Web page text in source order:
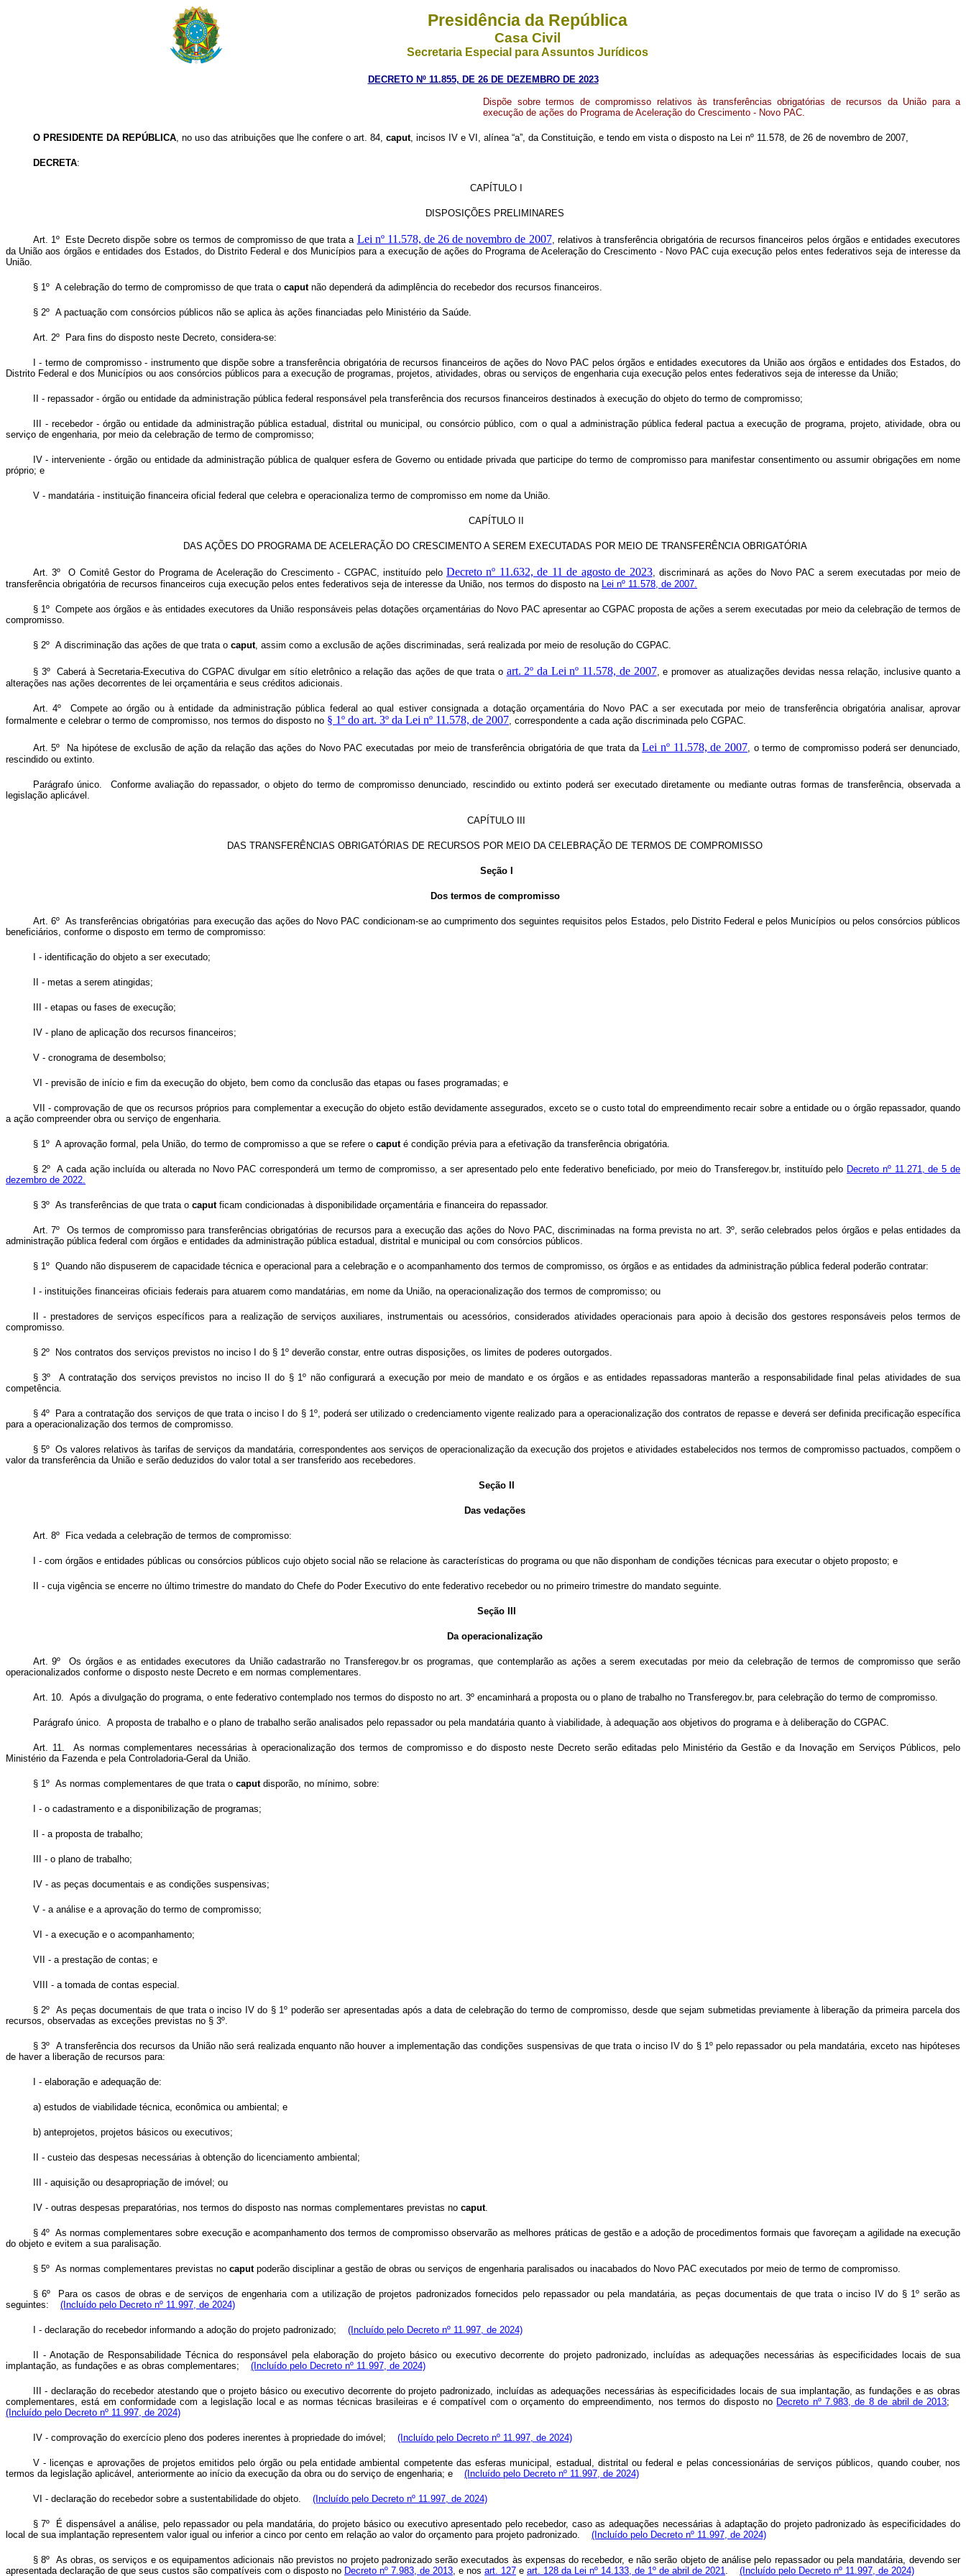
Presidência da República
Casa Civil
Secretaria Especial para Assuntos Jurídicos
DECRETO Nº 11.855, DE 26 DE DEZEMBRO DE 2023
Dispõe sobre termos de compromisso relativos às transferências obrigatórias de recursos da União para a
execução de ações do Programa de Aceleração do Crescimento - Novo PAC.
O PRESIDENTE DA REPÚBLICA, no uso das atribuições que lhe confere o art. 84, caput, incisos IV e VI, alínea “a”, da Constituição, e tendo em vista o disposto na Lei nº 11.578, de 26 de novembro de 2007,
DECRETA:
CAPÍTULO I
DISPOSIÇÕES PRELIMINARES
Art. 1º Este Decreto dispõe sobre os termos de compromisso de que trata a Lei nº 11.578, de 26 de novembro de 2007, relativos à transferência obrigatória de recursos financeiros pelos órgãos e entidades executores
da União aos órgãos e entidades dos Estados, do Distrito Federal e dos Municípios para a execução de ações do Programa de Aceleração do Crescimento - Novo PAC cuja execução pelos entes federativos seja de interesse da
União.
§ 1º A celebração do termo de compromisso de que trata o caputnão dependerá da adimplência do recebedor dos recursos financeiros.
§ 2º A pactuação com consórcios públicos não se aplica às ações financiadas pelo Ministério da Saúde.
Art. 2º Para fins do disposto neste Decreto, considera-se:
I - termo de compromisso - instrumento que dispõe sobre a transferência obrigatória de recursos financeiros de ações do Novo PAC pelos órgãos e entidades executores da União aos órgãos e entidades dos Estados, do
Distrito Federal e dos Municípios ou aos consórcios públicos para a execução de programas, projetos, atividades, obras ou serviços de engenharia cuja execução pelos entes federativos seja de interesse da União;
II - repassador - órgão ou entidade da administração pública federal responsável pela transferência dos recursos financeiros destinados à execução do objeto do termo de compromisso;
III - recebedor - órgão ou entidade da administração pública estadual, distrital ou municipal, ou consórcio público, com o qual a administração pública federal pactua a execução de programa, projeto, atividade, obra ou
serviço de engenharia, por meio da celebração de termo de compromisso;
IV - interveniente - órgão ou entidade da administração pública de qualquer esfera de Governo ou entidade privada que participe do termo de compromisso para manifestar consentimento ou assumir obrigações em nome
próprio; e
V - mandatária - instituição financeira oficial federal que celebra e operacionaliza termo de compromisso em nome da União.
CAPÍTULO II
DAS AÇÕES DO PROGRAMA DE ACELERAÇÃO DO CRESCIMENTO A SEREM EXECUTADAS POR MEIO DE TRANSFERÊNCIA OBRIGATÓRIA
Art. 3º O Comitê Gestor do Programa de Aceleração do Crescimento - CGPAC, instituído pelo Decreto nº 11.632, de 11 de agosto de 2023, discriminará as ações do Novo PAC a serem executadas por meiode
transferência obrigatória de recursos financeiros cuja execução pelos entes federativos seja de interesse da União, nos termos do disposto na Lei nº 11.578, de 2007.
§ 1º Compete aos órgãos e às entidades executores da União responsáveis pelas dotações orçamentárias do Novo PAC apresentar ao CGPAC proposta de ações a serem executadas por meio da celebração de termos de
compromisso.
§ 2º A discriminação das ações de que trata o caput, assim como a exclusão de ações discriminadas, será realizada por meio de resolução do CGPAC.
§ 3º Caberá à Secretaria-Executiva do CGPAC divulgar em sítio eletrônico a relação das ações de que trata o art. 2º da Lei nº 11.578, de 2007, e promover as atualizações devidas nessa relação, inclusive quanto a
alterações nas ações decorrentes de lei orçamentária e seus créditos adicionais.
Art. 4º Compete ao órgão ou à entidade da administração pública federal ao qual estiver consignada a dotação orçamentária do Novo PAC a ser executada por meio de transferência obrigatória analisar, aprovar
formalmente e celebrar o termo de compromisso, nos termos do disposto no § 1º do art. 3º da Lei nº 11.578, de 2007, correspondente a cada ação discriminada pelo CGPAC.
Art. 5º Na hipótese de exclusão de ação da relação das ações do Novo PAC executadas por meiode transferência obrigatória de que trata daLei nº 11.578, de 2007, o termo de compromisso poderá ser denunciado,
rescindido ou extinto.
Parágrafo único. Conforme avaliação do repassador, o objeto do termo de compromissodenunciado, rescindido ou extinto poderá ser executado diretamente ou mediante outras formas de transferência, observada a
legislação aplicável.
CAPÍTULO III
DAS TRANSFERÊNCIAS OBRIGATÓRIAS DE RECURSOS POR MEIO DA CELEBRAÇÃO DE TERMOS DE COMPROMISSO
Seção I
Dos termos de compromisso
Art. 6º As transferências obrigatórias para execução das ações do Novo PAC condicionam-se ao cumprimento dos seguintes requisitos pelos Estados, pelo Distrito Federal e pelos Municípios ou pelos consórcios públicos
beneficiários, conforme o disposto em termo de compromisso:
I - identificação do objeto a ser executado;
II - metas a serem atingidas;
III - etapas ou fases de execução;
IV - plano de aplicação dos recursos financeiros;
V - cronograma de desembolso;
VI - previsão de início e fim da execução do objeto, bem como da conclusão das etapas ou fases programadas; e
VII - comprovação de que os recursos próprios para complementar a execução do objeto estão devidamente assegurados, exceto se o custo total do empreendimento recair sobre a entidade ou o órgão repassador, quando
a ação compreender obra ou serviço de engenharia.
§ 1º A aprovação formal, pela União, do termo de compromisso a que se refere o caputé condição prévia para a efetivação da transferência obrigatória.
§ 2º A cada ação incluída ou alterada no Novo PAC corresponderá um termo de compromisso, a ser apresentado pelo ente federativo beneficiado, por meio do Transferegov.br, instituído pelo Decreto nº 11.271, de 5 de
dezembro de 2022.
§ 3º As transferências de que trata o caputficam condicionadas à disponibilidade orçamentária e financeira do repassador.
Art. 7º Os termos de compromisso para transferências obrigatórias de recursos para a execução das ações do Novo PAC, discriminadas na forma prevista no art. 3º, serão celebrados pelos órgãos e pelas entidades da
administração pública federal com órgãos e entidades da administração pública estadual, distrital e municipal ou com consórcios públicos.
§ 1º Quando não dispuserem de capacidade técnica e operacional para a celebração e o acompanhamento dos termos de compromisso, os órgãos e as entidades da administração pública federal poderão contratar:
I - instituições financeiras oficiais federais para atuarem como mandatárias, em nome da União, na operacionalização dos termos de compromisso; ou
II - prestadores de serviços específicos para a realização de serviços auxiliares, instrumentais ou acessórios, considerados atividades operacionais para apoio à decisão dos gestores responsáveis pelos termos de
compromisso.
§ 2º Nos contratos dos serviços previstos no inciso I do § 1º deverão constar, entre outras disposições, os limites de poderes outorgados.
§ 3º A contratação dos serviços previstos no inciso II do § 1º não configurará a execução por meio de mandato e os órgãos e as entidades repassadoras manterão a responsabilidade final pelas atividades de sua
competência.
§ 4º Para a contratação dos serviços de que trata o inciso I do § 1º, poderá ser utilizado o credenciamento vigente realizado para a operacionalização dos contratos de repasse e deverá ser definida precificação específica
para a operacionalização dos termos de compromisso.
§ 5º Os valores relativos às tarifas de serviços da mandatária, correspondentes aos serviços de operacionalização da execução dos projetos e atividades estabelecidos nos termos de compromisso pactuados, compõem o
valor da transferência da União e serão deduzidos do valor total a ser transferido aos recebedores.
Seção II
Das vedações
Art. 8º Fica vedada a celebração de termos de compromisso:
I - com órgãos e entidades públicas ou consórcios públicos cujo objeto social não se relacione às características do programa ou que não disponham de condições técnicas para executar o objeto proposto; e
II - cuja vigência se encerre no último trimestre do mandato do Chefe do Poder Executivo do ente federativo recebedor ou no primeiro trimestre do mandato seguinte.
Seção III
Da operacionalização
Art. 9º Os órgãos e as entidades executores da União cadastrarão no Transferegov.br os programas, que contemplarão as ações a serem executadas por meio da celebração de termos de compromisso que serão
operacionalizados conforme o disposto neste Decreto e em normas complementares.
Art. 10. Após a divulgação do programa, o ente federativo contemplado nos termos do disposto no art. 3º encaminhará a proposta ou o plano de trabalho no Transferegov.br, para celebração do termo de compromisso.
Parágrafo único. A proposta de trabalho e o plano de trabalho serão analisados pelo repassador ou pela mandatária quanto à viabilidade, à adequação aos objetivos do programa e à deliberação do CGPAC.
Art. 11. As normas complementares necessárias à operacionalização dos termos de compromisso e do disposto neste Decreto serão editadas pelo Ministério da Gestão e da Inovação em Serviços Públicos, pelo
Ministério da Fazenda e pela Controladoria-Geral da União.
§ 1º As normas complementares de que trata o caputdisporão, no mínimo, sobre:
I - o cadastramento e a disponibilização de programas;
II - a proposta de trabalho;
III - o plano de trabalho;
IV - as peças documentais e as condições suspensivas;
V - a análise e a aprovação do termo de compromisso;
VI - a execução e o acompanhamento;
VII - a prestação de contas; e
VIII - a tomada de contas especial.
§ 2º As peças documentais de que trata o inciso IV do § 1º poderão ser apresentadas após a data de celebração do termo de compromisso, desde que sejam submetidas previamente à liberação da primeira parcela dos
recursos, observadas as exceções previstas no § 3º.
§ 3º A transferência dos recursos da União não será realizada enquanto não houver a implementação das condições suspensivas de que trata o inciso IV do § 1ºpelo repassador ou pela mandatária, exceto nas hipóteses
de haver a liberação de recursos para:
I - elaboração e adequação de:
a) estudos de viabilidade técnica, econômica ou ambiental; e
b) anteprojetos, projetos básicos ou executivos;
II - custeio das despesas necessárias à obtenção do licenciamento ambiental;
III - aquisição ou desapropriação de imóvel; ou
IV - outras despesas preparatórias, nos termos do disposto nas normas complementares previstas no caput.
§ 4º As normas complementares sobre execução e acompanhamento dos termos de compromisso observarão as melhores práticas de gestão e a adoção de procedimentos formais que favoreçam a agilidade na execução
do objeto e evitem a sua paralisação.
§ 5º As normas complementares previstas no caputpoderão disciplinar a gestão de obras ou serviços de engenharia paralisados ou inacabados do Novo PAC executados por meio de termo de compromisso.
§ 6º Para os casos de obras e de serviços de engenharia com a utilização de projetos padronizados fornecidos pelo repassador ou pela mandatária, as peças documentais de que trata o inciso IV do § 1º serão as
seguintes: (Incluído pelo Decreto nº 11.997, de 2024)
I - declaração do recebedor informando a adoção do projeto padronizado; (Incluído pelo Decreto nº 11.997, de 2024)
II - Anotação de Responsabilidade Técnica do responsável pela elaboração do projeto básico ou executivo decorrente do projeto padronizado, incluídas as adequações necessárias às especificidades locais de sua
implantação, as fundações e as obras complementares; (Incluído pelo Decreto nº 11.997, de 2024)
III - declaração do recebedor atestando que o projeto básico ou executivo decorrente do projeto padronizado, incluídas as adequações necessárias às especificidades locais de sua implantação, as fundações e as obras
complementares, está em conformidade com a legislação local e as normas técnicas brasileiras e é compatível com o orçamento do empreendimento, nos termos do disposto no Decreto nº 7.983, de 8 de abril de 2013;
(Incluído pelo Decreto nº 11.997, de 2024)
IV - comprovação do exercício pleno dos poderes inerentes à propriedade do imóvel; (Incluído pelo Decreto nº 11.997, de 2024)
V - licenças e aprovações de projetos emitidos pelo órgão ou pela entidade ambiental competente das esferas municipal, estadual, distrital ou federal e pelas concessionárias de serviços públicos, quando couber, nos
termos da legislação aplicável, anteriormente ao início da execução da obra ou do serviço de engenharia; e (Incluído pelo Decreto nº 11.997, de 2024)
VI - declaração do recebedor sobre a sustentabilidade do objeto. (Incluído pelo Decreto nº 11.997, de 2024)
§ 7º É dispensável a análise, pelo repassador ou pela mandatária, do projeto básico ou executivo apresentado pelo recebedor, caso as adequações necessárias à adaptação do projeto padronizado às especificidades do
local de sua implantação representem valor igual ou inferior a cinco por cento em relação ao valor do orçamento para projeto padronizado. (Incluído pelo Decreto nº 11.997, de 2024)
§ 8º As obras, os serviços e os equipamentos adicionais não previstos no projeto padronizado serão executados às expensas do recebedor, e não serão objeto de análise pelo repassador ou pela mandatária, devendo ser
apresentada declaração de que seus custos são compatíveis com o disposto no Decreto nº 7.983, de 2013, e nos art. 127 e art. 128 da Lei nº 14.133, de 1º de abril de 2021. (Incluído pelo Decreto nº 11.997, de 2024)